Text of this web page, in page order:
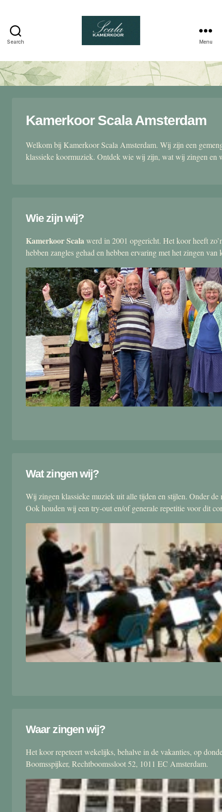
Search
kamerkoor
Menu
Kamerkoor Scala Amsterdam
Welkom bij Kamerkoor Scala Amsterdam. Wij zijn een
klassieke koormuziek. Ontdek wie wij zijn, wat wij zingen en
Wie zijn wij?
Kamerkoor Scalawerd in 2001 opgericht. Het koor heeft
hebben zangles gehad en hebben ervaring met het zingen van
Wat zingen wij?
Wij zingen klassieke muziek uit alle tijden en stijlen. Onder
Ook houden wij een try-out en/of generale repetitie voor dit
Waar zingen wij?
Het koor repeteert wekelijks, behalve in de vakanties, op
Boomsspijker, Rechtboomssloot 52, 1011 EC Amsterdam.